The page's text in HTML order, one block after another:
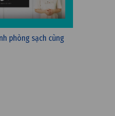
phòng sạch cùng